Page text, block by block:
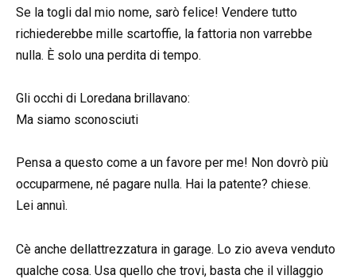
Se la togli dal mio nome, sarò felice! Vendere tutto
richiederebbe mille scartoffie, la fattoria non varrebbe
nulla. È solo una perdita di tempo.
Gli occhi di Loredana brillavano:
Ma siamo sconosciuti
Pensa a questo come a un favore per me! Non dovrò più
occuparmene, né pagare nulla. Hai la patente? chiese.
Lei annuì.
Cè anche dellattrezzatura in garage. Lo zio aveva venduto
qualche cosa. Usa quello che trovi, basta che il villaggio